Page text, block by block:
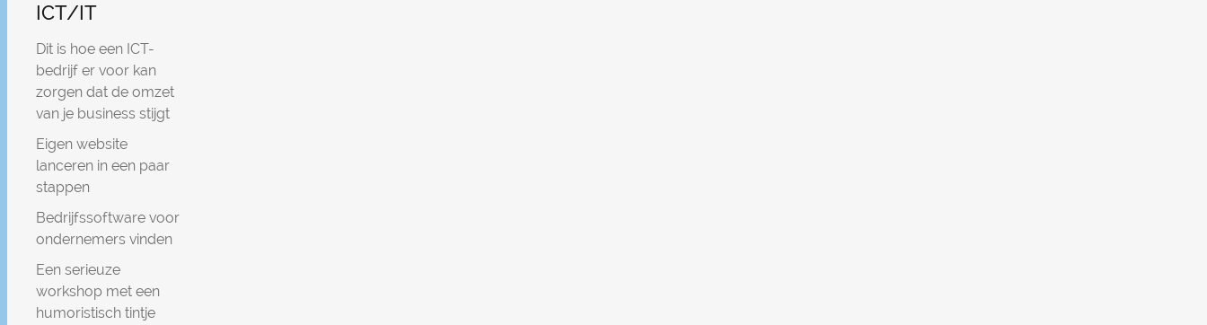
ICT/IT
Dit is hoe een ICT-
bedrijf er voor kan
zorgen dat de omzet
van je business stijgt
Eigen website
lanceren in een paar
stappen
Bedrijfssoftware voor
ondernemers vinden
Een serieuze
workshop met een
humoristisch tintje